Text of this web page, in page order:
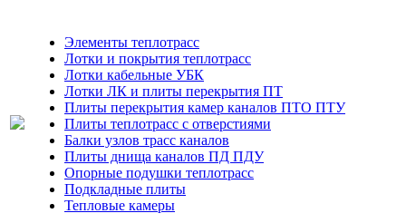
Элементы теплотрасс
Лотки и покрытия теплотрасс
Лотки кабельные УБК
Лотки ЛК и плиты перекрытия ПТ
Плиты перекрытия камер каналов ПТО ПТУ
Плиты теплотрасс с отверстиями
Балки узлов трасс каналов
Плиты днища каналов ПД ПДУ
Опорные подушки теплотрасс
Подкладные плиты
Тепловые камеры